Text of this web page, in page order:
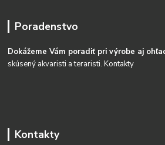
Poradenstvo
Dokážeme Vám poradiť pri výrobe aj
skúsený akvaristi a teraristi.Kontakty
Kontakty